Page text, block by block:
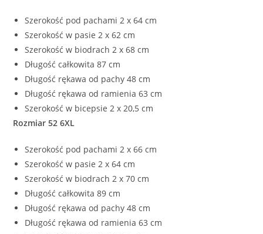
Szerokość pod pachami 2 x 64 cm
Szerokość w pasie 2 x 62 cm
Szerokość w biodrach 2 x 68 cm
Długość całkowita 87 cm
Długość rękawa od pachy 48 cm
Długość rękawa od ramienia 63 cm
Szerokość w bicepsie 2 x 20,5 cm
Rozmiar 52 6XL
Szerokość pod pachami 2 x 66 cm
Szerokość w pasie 2 x 64 cm
Szerokość w biodrach 2 x 70 cm
Długość całkowita 89 cm
Długość rękawa od pachy 48 cm
Długość rękawa od ramienia 63 cm